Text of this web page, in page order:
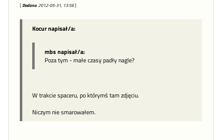
[ Dodano: 2012-05-31, 13:56]
Kocur napisał/a:
mbs napisał/a:
Poza tym - małe czasy padły nagle?
W trakcie spaceru, po którymś tam zdjęciu.
Niczym nie smarowałem.